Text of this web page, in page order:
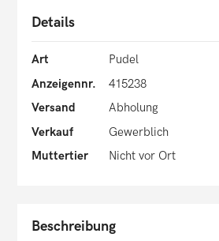
Details
Art
Pudel
Anzeigennr.
415238
Versand
Abholung
Verkauf
Gewerblich
Muttertier
Nicht vor Ort
Beschreibung